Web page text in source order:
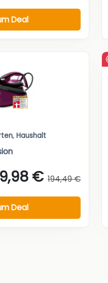
Deal
, Haushalt
€ 194,49 €
Deal